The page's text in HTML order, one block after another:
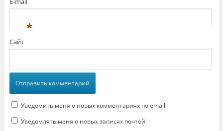
*
Сайт
Уведомить меня о новых комментариях по email.
Уведомлять меня о новых записях почтой.